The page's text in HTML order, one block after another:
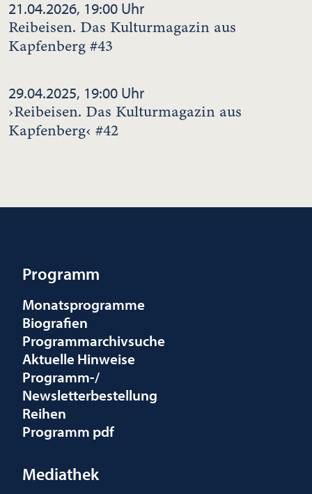
21.04.2026, 19:00 Uhr
Reibeisen. Das Kulturmagazin aus
Kapfenberg #43
29.04.2025, 19:00 Uhr
›Reibeisen. Das Kulturmagazin aus
Kapfenberg‹ #42
Programm
Monatsprogramme
Biografien
Programmarchivsuche
Aktuelle Hinweise
Programm-/
Newsletterbestellung
Reihen
Programm pdf
Mediathek